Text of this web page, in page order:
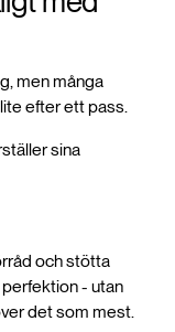
men många
efter ett pass.
sina
och stötta
- utan
det som mest.